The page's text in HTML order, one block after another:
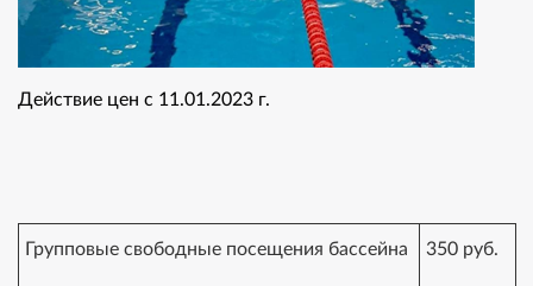
Действие цен с 11.01.2023 г.
Групповые свободные посещения бассейна 350 руб.